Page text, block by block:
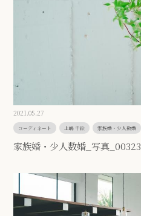
2021.05.27
コーディネート 上嶋 千絵 家族婚・少人数婚
家族婚・少人数婚_写真_00323